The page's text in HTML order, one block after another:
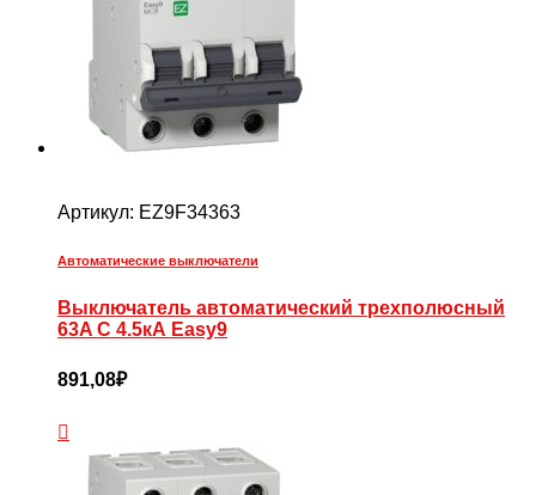
Артикул: EZ9F34363
Автоматические выключатели
Выключатель автоматический трехполюсный
63A C 4.5кА Easy9
891,08₽